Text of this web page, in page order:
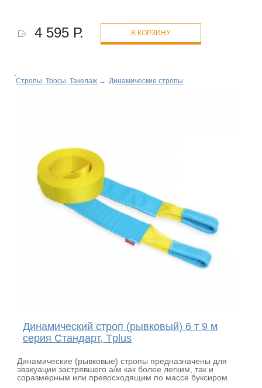
4 595 Р. В КОРЗИНУ
Стропы, Тросы, Такелаж → Динамические стропы
Динамический строп (рывковый) 6 т 9 м
серия Стандарт, Tplus
Динамические (рывковые) стропы предназначены для
эвакуации застрявшего а/м как более легким, так и
соразмерным или превосходящим по массе буксиром.